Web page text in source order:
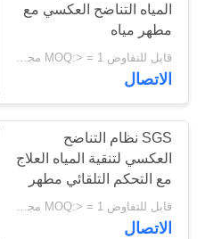
المعمل
مراقبة
الجودة
اتصل
المياه التناضح العكسي مع
مطهر مياه
قابل للتفاوض MOQ:> = 1 مجموعات
الاتصال
SGS نظام التناضح
العكسي لتنقية المياه العلاج
مع التحكم التلقائي مطهر
مياه
قابل للتفاوض MOQ:> = 1 مجموعات
الاتصال